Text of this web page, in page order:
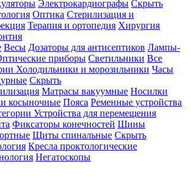
Электрокардиографы Скрыть
Оптика Стерилизация и
Терапия и ортопедия Хирургия
Весы Дозаторы для антисептиков Лампы-
приборы Светильники Все
Холодильники и морозильники Часы
Скрыть
Матрасы вакуумные Носилки
косыночные Пояса Ременные устройства
Устройства для перемещения
Фиксаторы конечностей Шины
Щиты спинальные Скрыть
Кресла проктологические
Негатоскопы